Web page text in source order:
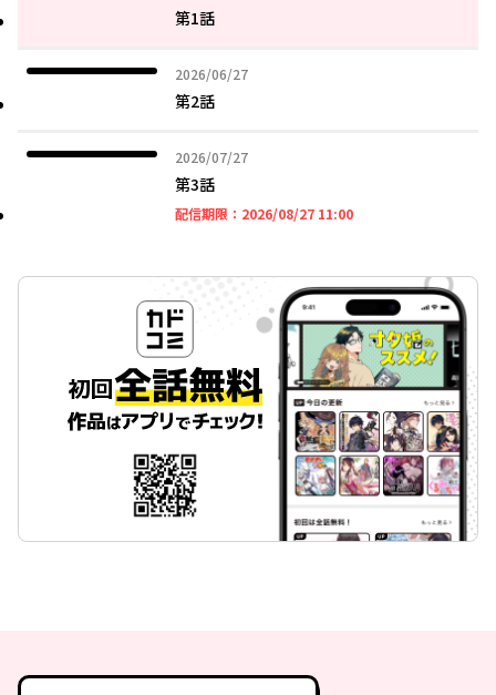
第1話
2026/06/27
2026年06月27日
第2話
2026/07/27
2026年07月27日
第3話
配信期限： 2026/08/27 11:002026年08月27日 11時